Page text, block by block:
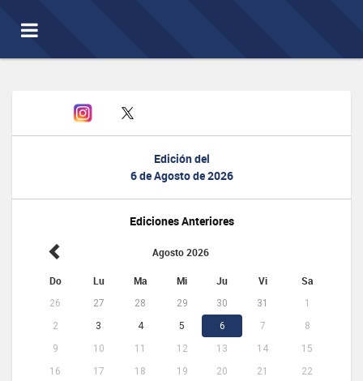
Toggle
navigation
Edición del
6 de Agosto de 2026
Ediciones Anteriores
Agosto 2026
Do Lu Ma Mi Ju Vi Sa
26 27 28 29 30 31
1
2
3 4 5 6 7
8
9
10 11 12 13 14
15
16
17 18 19 20 21
22